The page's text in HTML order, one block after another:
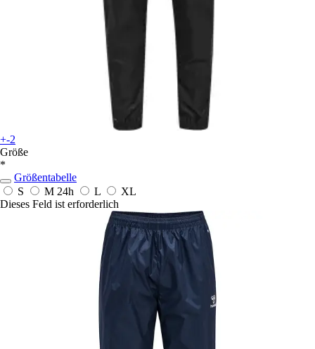
+-2
Größe
*
Größentabelle
S
M 24h L
XL
Dieses Feld ist erforderlich